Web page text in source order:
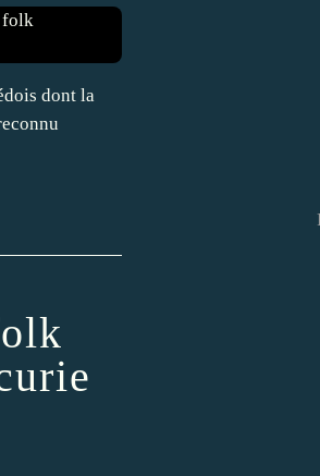
dont la